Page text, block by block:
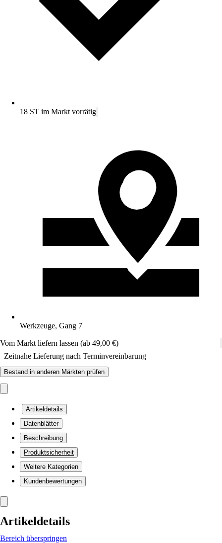
18 ST im Markt vorrätig
Werkzeuge, Gang 7
Vom Markt liefern lassen (ab 49,00 €)
Zeitnahe Lieferung nach Terminvereinbarung
Bestand in anderen Märkten prüfen
Artikeldetails
Datenblätter
Beschreibung
Produktsicherheit
Weitere Kategorien
Kundenbewertungen
Artikeldetails
Bereich überspringen